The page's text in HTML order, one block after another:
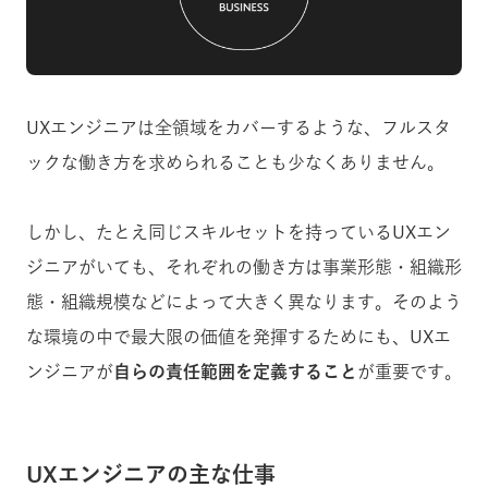
UXエンジニアは全領域をカバーするような、フルスタ
ックな働き方を求められることも少なくありません。
しかし、たとえ同じスキルセットを持っているUXエン
ジニアがいても、それぞれの働き方は事業形態・組織形
態・組織規模などによって大きく異なります。そのよう
な環境の中で最大限の価値を発揮するためにも、UXエ
ンジニアが自らの責任範囲を定義すること が重要です。
UXエンジニアの主な仕事